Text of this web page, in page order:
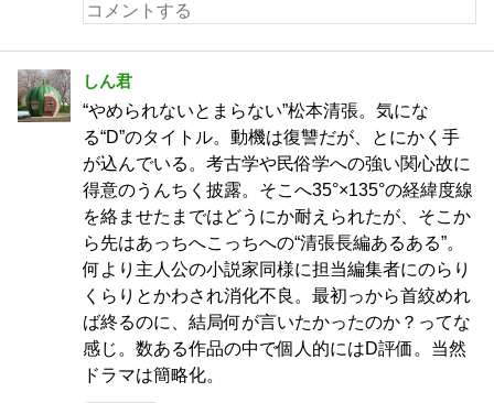
しん君
“やめられないとまらない”松本清張。気にな
る“D”のタイトル。動機は復讐だが、とにかく手
が込んでいる。考古学や民俗学への強い関心故に
得意のうんちく披露。そこへ35°×135°の経緯度線
を絡ませたまではどうにか耐えられたが、そこか
ら先はあっちへこっちへの“清張長編あるある”。
何より主人公の小説家同様に担当編集者にのらり
くらりとかわされ消化不良。最初っから首絞めれ
ば終るのに、結局何が言いたかったのか？ってな
感じ。数ある作品の中で個人的にはD評価。当然
ドラマは簡略化。